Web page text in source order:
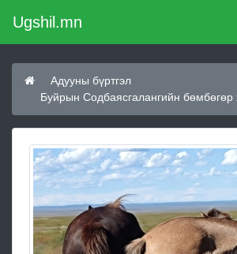
Ugshil.mn
Адууны бүртгэл
Буйрын Содбаясгалангийн бөмбөгөр